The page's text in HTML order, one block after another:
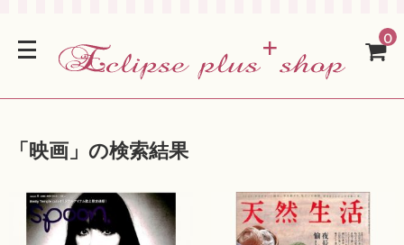
0
「 映画」の検索結果